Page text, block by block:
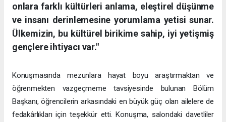
onlara farklı kültürleri anlama, eleştirel düşünme
ve insanı derinlemesine yorumlama yetisi sunar.
Ülkemizin, bu kültürel birikime sahip, iyi yetişmiş
gençlere ihtiyacı var."
Konuşmasında mezunlara hayat boyu araştırmaktan ve
öğrenmekten vazgeçmeme tavsiyesinde bulunan Bölüm
Başkanı, öğrencilerin arkasındaki en büyük güç olan ailelere de
fedakârlıkları için teşekkür etti. Konuşma, salondaki davetliler